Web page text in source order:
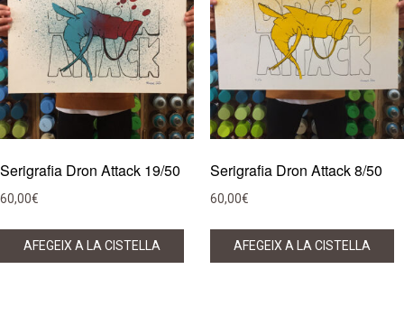
Serigrafia Dron Attack 19/50
60,00€
AFEGEIX A LA CISTELLA
Serigrafia Dron Attack 8/50
60,00€
AFEGEIX A LA CISTELLA